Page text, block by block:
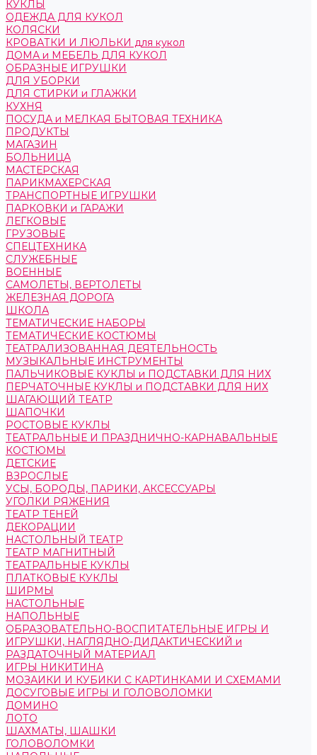
КУКЛЫ
ОДЕЖДА ДЛЯ КУКОЛ
КОЛЯСКИ
КРОВАТКИ И ЛЮЛЬКИ для кукол
ДОМА и МЕБЕЛЬ ДЛЯ КУКОЛ
ОБРАЗНЫЕ ИГРУШКИ
ДЛЯ УБОРКИ
ДЛЯ СТИРКИ и ГЛАЖКИ
КУХНЯ
ПОСУДА и МЕЛКАЯ БЫТОВАЯ ТЕХНИКА
ПРОДУКТЫ
МАГАЗИН
БОЛЬНИЦА
МАСТЕРСКАЯ
ПАРИКМАХЕРСКАЯ
ТРАНСПОРТНЫЕ ИГРУШКИ
ПАРКОВКИ и ГАРАЖИ
ЛЕГКОВЫЕ
ГРУЗОВЫЕ
СПЕЦТЕХНИКА
СЛУЖЕБНЫЕ
ВОЕННЫЕ
САМОЛЕТЫ, ВЕРТОЛЕТЫ
ЖЕЛЕЗНАЯ ДОРОГА
ШКОЛА
ТЕМАТИЧЕСКИЕ НАБОРЫ
ТЕМАТИЧЕСКИЕ КОСТЮМЫ
ТЕАТРАЛИЗОВАННАЯ ДЕЯТЕЛЬНОСТЬ
МУЗЫКАЛЬНЫЕ ИНСТРУМЕНТЫ
ПАЛЬЧИКОВЫЕ КУКЛЫ и ПОДСТАВКИ ДЛЯ НИХ
ПЕРЧАТОЧНЫЕ КУКЛЫ и ПОДСТАВКИ ДЛЯ НИХ
ШАГАЮЩИЙ ТЕАТР
ШАПОЧКИ
РОСТОВЫЕ КУКЛЫ
ТЕАТРАЛЬНЫЕ И ПРАЗДНИЧНО-КАРНАВАЛЬНЫЕ
КОСТЮМЫ
ДЕТСКИЕ
ВЗРОСЛЫЕ
УСЫ, БОРОДЫ, ПАРИКИ, АКСЕССУАРЫ
УГОЛКИ РЯЖЕНИЯ
ТЕАТР ТЕНЕЙ
ДЕКОРАЦИИ
НАСТОЛЬНЫЙ ТЕАТР
ТЕАТР МАГНИТНЫЙ
ТЕАТРАЛЬНЫЕ КУКЛЫ
ПЛАТКОВЫЕ КУКЛЫ
ШИРМЫ
НАСТОЛЬНЫЕ
НАПОЛЬНЫЕ
ОБРАЗОВАТЕЛЬНО-ВОСПИТАТЕЛЬНЫЕ ИГРЫ И
ИГРУШКИ, НАГЛЯДНО-ДИДАКТИЧЕСКИЙ и
РАЗДАТОЧНЫЙ МАТЕРИАЛ
ИГРЫ НИКИТИНА
МОЗАИКИ И КУБИКИ С КАРТИНКАМИ И СХЕМАМИ
ДОСУГОВЫЕ ИГРЫ И ГОЛОВОЛОМКИ
ДОМИНО
ЛОТО
ШАХМАТЫ, ШАШКИ
ГОЛОВОЛОМКИ